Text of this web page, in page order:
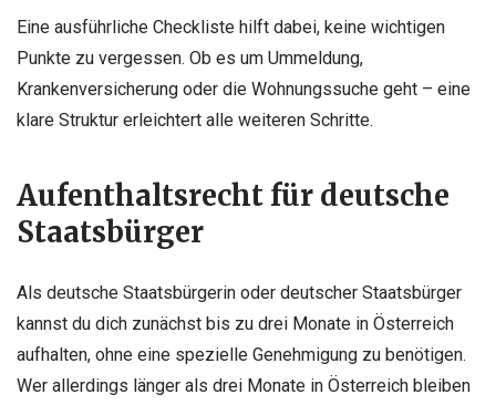
Eine ausführliche Checkliste hilft dabei, keine wichtigen
Punkte zu vergessen. Ob es um Ummeldung,
Krankenversicherung oder die Wohnungssuche geht – eine
klare Struktur erleichtert alle weiteren Schritte.
Aufenthaltsrecht für deutsche
Staatsbürger
Als deutsche Staatsbürgerin oder deutscher Staatsbürger
kannst du dich zunächst bis zu drei Monate in Österreich
aufhalten, ohne eine spezielle Genehmigung zu benötigen.
Wer allerdings länger als drei Monate in Österreich bleiben